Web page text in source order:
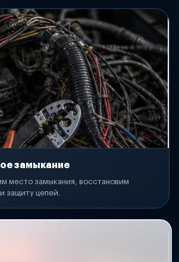
замыкание
место замыкания, восстановим
защиту цепей.